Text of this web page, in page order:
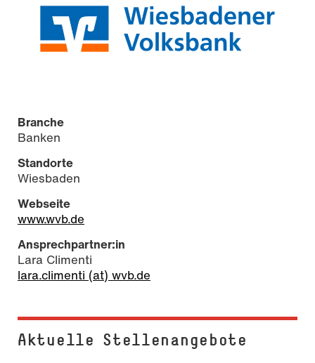
Branche
Banken
Standorte
Wiesbaden
Webseite
www.wvb.de
Ansprechpartner:in
Lara Climenti
lara.climenti (at) wvb.de
Aktuelle Stel­len­an­ge­bo­te